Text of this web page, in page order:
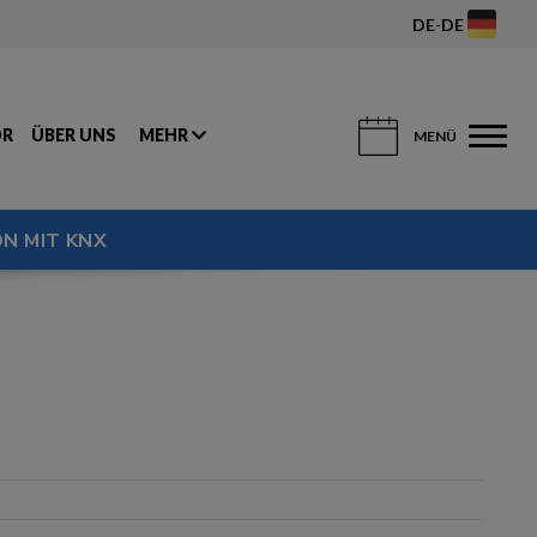
DE-DE
ÜBER UNS MEHR MENÜ
MIT KNX